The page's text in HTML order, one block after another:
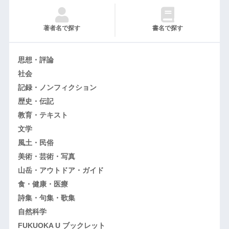
著者名で探す 書名で探す
思想・評論
社会
記録・ノンフィクション
歴史・伝記
教育・テキスト
文学
風土・民俗
美術・芸術・写真
山岳・アウトドア・ガイド
食・健康・医療
詩集・句集・歌集
自然科学
FUKUOKA U ブックレット